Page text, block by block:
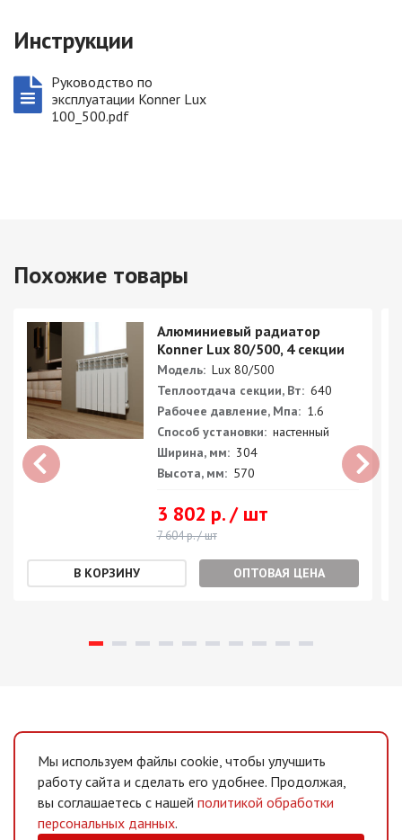
Инструкции
Руководство по
эксплуатации Konner Lux
100_500.pdf
Похожие товары
Алюминиевый радиатор
Konner Lux 80/500, 4 секции
Модель: Lux 80/500
Теплоотдача секции, Вт: 640
Рабочее давление, Мпа: 1.6
Способ установки: настенный
Ширина, мм: 304
Высота, мм: 570
3 802 р. / шт
7 604 р. / шт
ОПТОВАЯ ЦЕНА
Мы используем файлы cookie, чтобы улучшить
работу сайта и сделать его удобнее. Продолжая,
вы соглашаетесь с нашей политикой обработки
персональных данных.